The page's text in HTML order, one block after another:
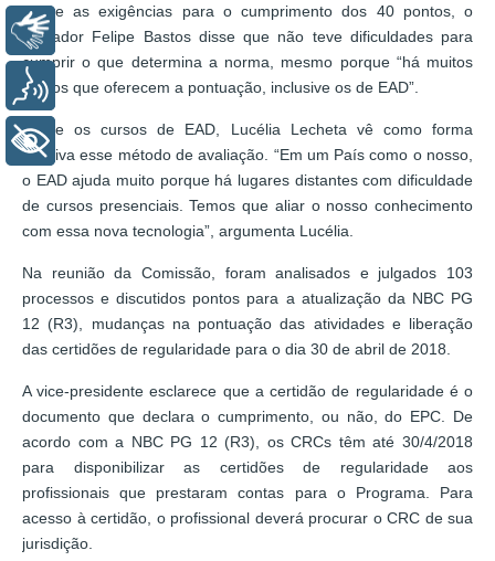
Sobre as exigências para o cumprimento dos 40 pontos, o
contador Felipe Bastos disse que não teve dificuldades para
cumprir o que determina a norma, mesmo porque “há muitos
cursos que oferecem a pontuação, inclusive os de EAD”.
Sobre os cursos de EAD, Lucélia Lecheta vê como forma
positiva esse método de avaliação. “Em um País como o nosso,
o EAD ajuda muito porque há lugares distantes com dificuldade
de cursos presenciais. Temos que aliar o nosso conhecimento
com essa nova tecnologia”, argumenta Lucélia.
Na reunião da Comissão, foram analisados e julgados 103
processos e discutidos pontos para a atualização da NBC PG
12 (R3), mudanças na pontuação das atividades e liberação
das certidões de regularidade para o dia 30 de abril de 2018.
A vice-presidente esclarece que a certidão de regularidade é o
documento que declara o cumprimento, ou não, do EPC. De
acordo com a NBC PG 12 (R3), os CRCs têm até 30/4/2018
para disponibilizar as certidões de regularidade aos
profissionais que prestaram contas para o Programa. Para
acesso à certidão, o profissional deverá procurar o CRC de sua
jurisdição.
Libras
Voz
+ Acessibilidade